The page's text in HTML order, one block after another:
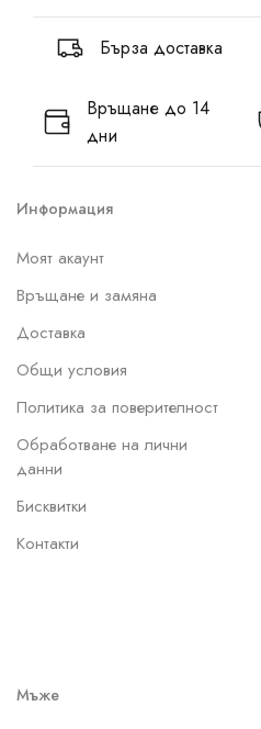
Бърза доставка
Връщане до 14
дни
Информация
Моят акаунт
Връщане и замяна
Доставка
Общи условия
Политика за поверителност
Обработване на лични
данни
Бисквитки
Контакти
Мъже